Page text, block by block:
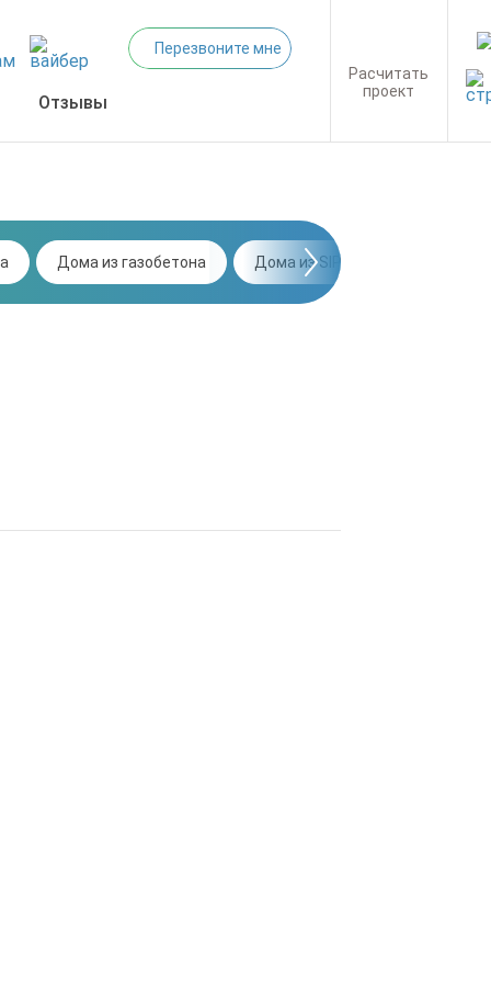
Перезвоните мне
Отзывы
Расчитать
проект
Дома из газобетона Дома из SIP-панелей